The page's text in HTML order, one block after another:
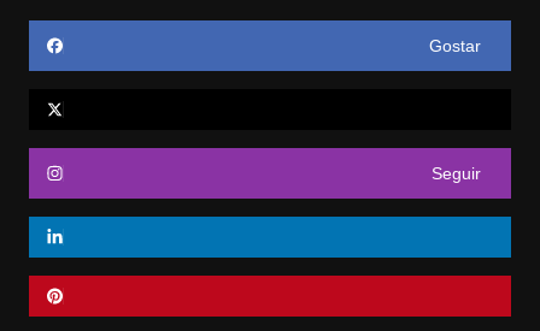
Gostar
Seguir